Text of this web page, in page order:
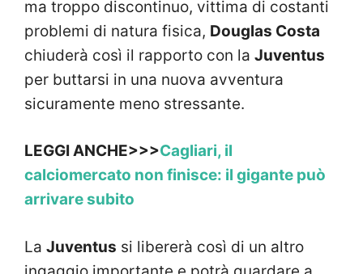
ma troppo discontinuo, vittima di costanti
problemi di natura fisica, Douglas Costa
chiuderà così il rapporto con la Juventus
per buttarsi in una nuova avventura
sicuramente meno stressante.
LEGGI ANCHE>>>Cagliari, il
calciomercato non finisce: il gigante può
arrivare subito
La Juventus si libererà così di un altro